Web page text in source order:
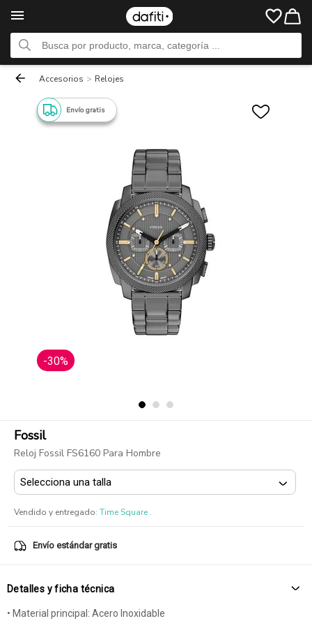
Accesorios > Relojes
Envío gratis
-30%
Fossil
Reloj Fossil FS6160 Para Hombre
Vendido y entregado: Time Square .
Envío estándar gratis
Detalles y ficha técnica
• Material principal: Acero Inoxidable